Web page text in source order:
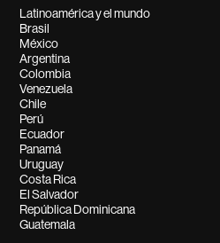
Latinoamérica y el mundo
Brasil
México
Argentina
Colombia
Venezuela
Chile
Perú
Ecuador
Panamá
Uruguay
Costa Rica
El Salvador
República Dominicana
Guatemala